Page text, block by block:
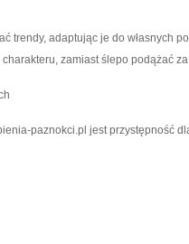
trendy, adaptując je do własnych
zamiast ślepo podążać
paznokci.pl jest przystępność